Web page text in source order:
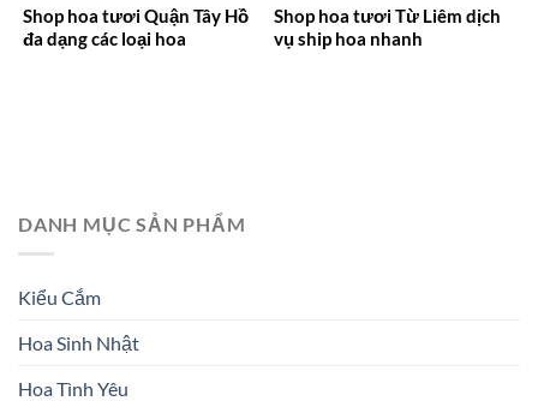
Shop hoa tươi Quận Tây Hồ
đa dạng các loại hoa
Shop hoa tươi Từ Liêm dịch
vụ ship hoa nhanh
DANH MỤC SẢN PHẨM
Kiểu Cắm
Hoa Sinh Nhật
Hoa Tình Yêu